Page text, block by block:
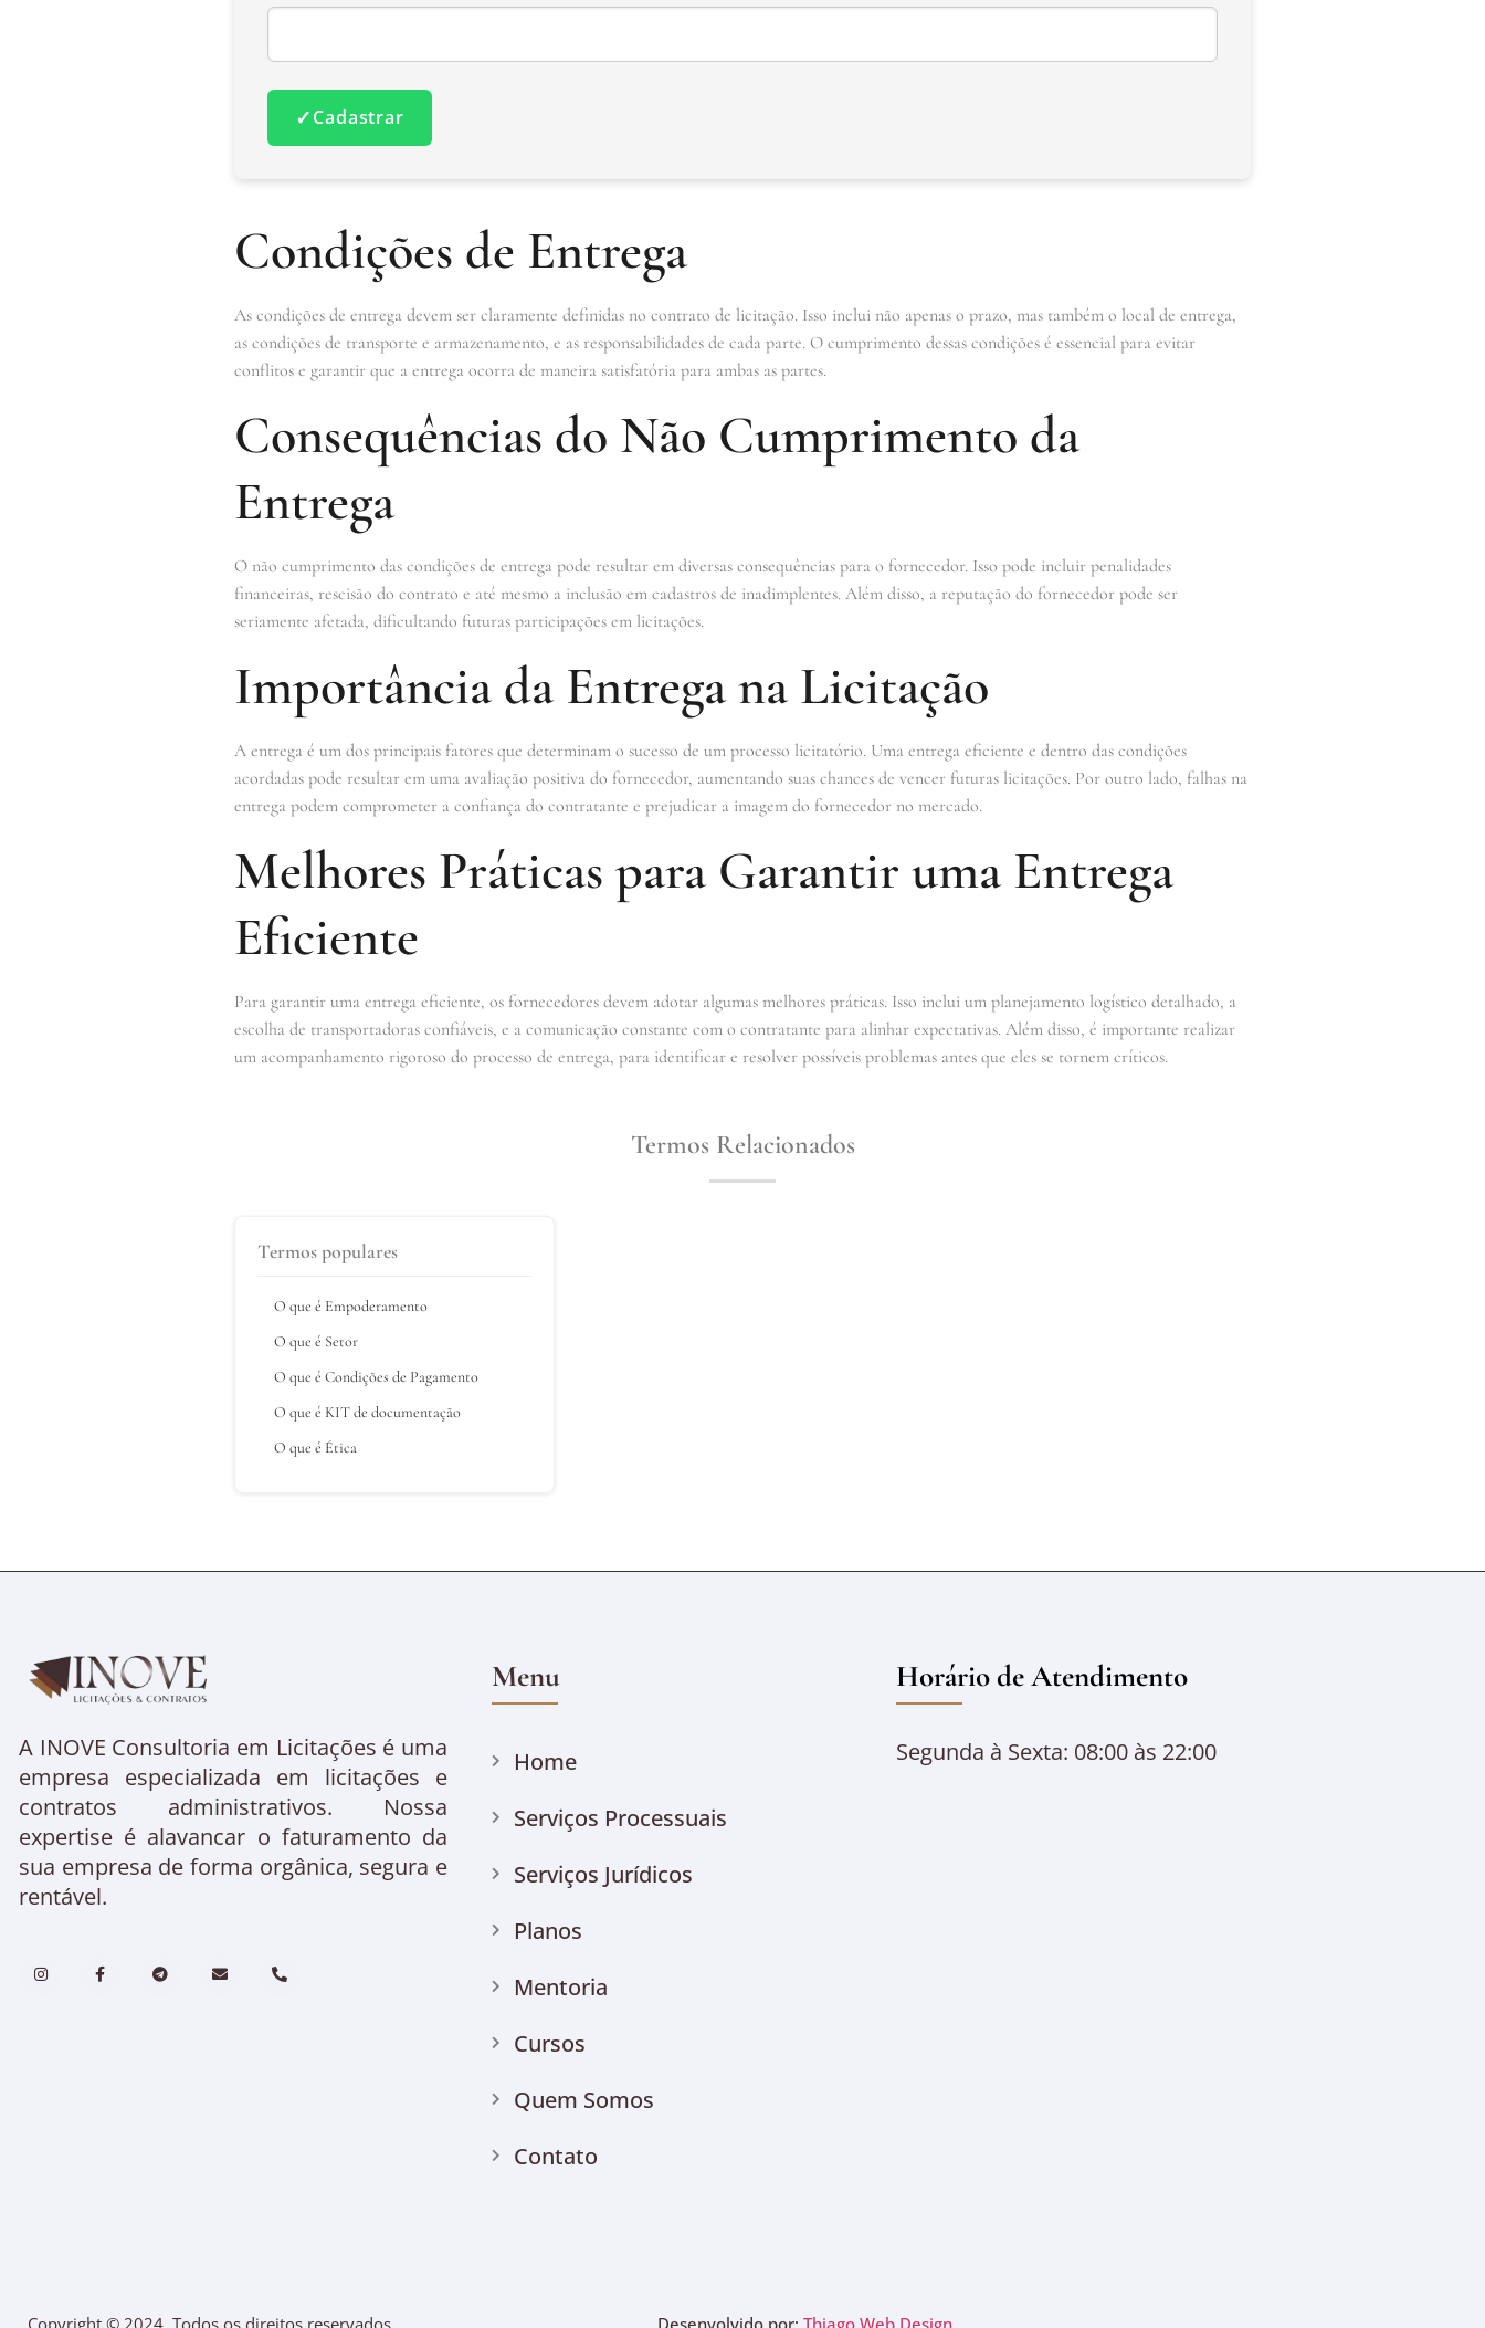
✓Cadastrar
Condições de Entrega
As condições de entrega devem ser claramente definidas no contrato de licitação. Isso inclui não apenas o prazo, mas também o local de entrega,
as condições de transporte e armazenamento, e as responsabilidades de cada parte. O cumprimento dessas condições é essencial para evitar
conflitos e garantir que a entrega ocorra de maneira satisfatória para ambas as partes.
Consequências do Não Cumprimento da
Entrega
O não cumprimento das condições de entrega pode resultar em diversas consequências para o fornecedor. Isso pode incluir penalidades
financeiras, rescisão do contrato e até mesmo a inclusão em cadastros de inadimplentes. Além disso, a reputação do fornecedor pode ser
seriamente afetada, dificultando futuras participações em licitações.
Importância da Entrega na Licitação
A entrega é um dos principais fatores que determinam o sucesso de um processo licitatório. Uma entrega eficiente e dentro das condições
acordadas pode resultar em uma avaliação positiva do fornecedor, aumentando suas chances de vencer futuras licitações. Por outro lado, falhas na
entrega podem comprometer a confiança do contratante e prejudicar a imagem do fornecedor no mercado.
Melhores Práticas para Garantir uma Entrega
Eficiente
Para garantir uma entrega eficiente, os fornecedores devem adotar algumas melhores práticas. Isso inclui um planejamento logístico detalhado, a
escolha de transportadoras confiáveis, e a comunicação constante com o contratante para alinhar expectativas. Além disso, é importante realizar
um acompanhamento rigoroso do processo de entrega, para identificar e resolver possíveis problemas antes que eles se tornem críticos.
Termos Relacionados
Termos populares
O que é Empoderamento
O que é Setor
O que é Condições de Pagamento
O que é KIT de documentação
O que é Ética
A INOVE Consultoria em Licitações é uma
empresa especializada em licitações e
contratos administrativos. Nossa
expertise é alavancar o faturamento da
sua empresa de forma orgânica, segura e
rentável.
Menu
Home
Serviços Processuais
Serviços Jurídicos
Planos
Mentoria
Cursos
Quem Somos
Contato
Horário de Atendimento
Segunda à Sexta: 08:00 às 22:00
Copyright © 2024. Todos os direitos reservados Desenvolvido por: Thiago Web Design